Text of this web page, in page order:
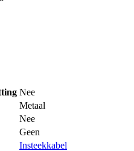
Nee
Metaal
Nee
Geen
Insteekkabel